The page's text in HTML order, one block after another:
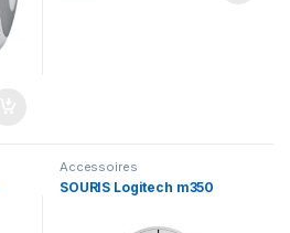
Accessoires
SOURIS Logitech m350